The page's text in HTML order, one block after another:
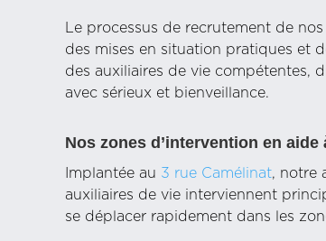
Le processus de recrutement de nos
des mises en situation pratiques et
des auxiliaires de vie compétentes,
avec sérieux et bienveillance.
Nos zones d’intervention en
Implantée au 3 rue Camélinat, notre
auxiliaires de vie interviennent
se déplacer rapidement dans les